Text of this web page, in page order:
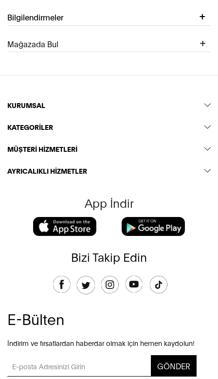
Bilgilendirmeler
Mağazada Bul
KURUMSAL
KATEGORİLER
MÜŞTERİ HİZMETLERİ
AYRICALIKLI HİZMETLER
App İndir
Bizi Takip Edin
E-Bülten
İndirim ve fırsatlardan haberdar olmak için hemen kaydolun!
GÖNDER